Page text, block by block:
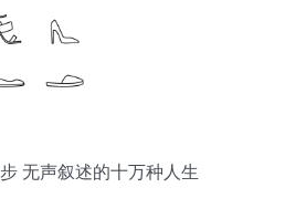
无声叙述的十万种人生